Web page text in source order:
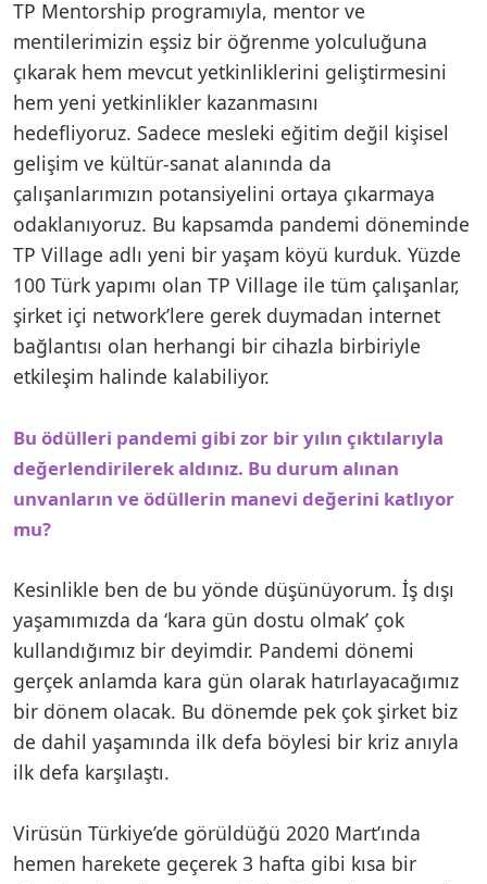
TP Mentorship programıyla, mentor ve
mentilerimizin eşsiz bir öğrenme yolculuğuna
çıkarak hem mevcut yetkinliklerini geliştirmesini
hem yeni yetkinlikler kazanmasını
hedefliyoruz. Sadece mesleki eğitim değil kişisel
gelişim ve kültür-sanat alanında da
çalışanlarımızın potansiyelini ortaya çıkarmaya
odaklanıyoruz. Bu kapsamda pandemi döneminde
TP Village adlı yeni bir yaşam köyü kurduk. Yüzde
100 Türk yapımı olan TP Village ile tüm çalışanlar,
şirket içi network’lere gerek duymadan internet
bağlantısı olan herhangi bir cihazla birbiriyle
etkileşim halinde kalabiliyor.
Bu ödülleri pandemi gibi zor bir yılın çıktılarıyla
değerlendirilerek aldınız. Bu durum alınan
unvanların ve ödüllerin manevi değerini katlıyor
mu?
Kesinlikle ben de bu yönde düşünüyorum. İş dışı
yaşamımızda da ‘kara gün dostu olmak’ çok
kullandığımız bir deyimdir. Pandemi dönemi
gerçek anlamda kara gün olarak hatırlayacağımız
bir dönem olacak. Bu dönemde pek çok şirket biz
de dahil yaşamında ilk defa böylesi bir kriz anıyla
ilk defa karşılaştı.
Virüsün Türkiye’de görüldüğü 2020 Mart’ında
hemen harekete geçerek 3 hafta gibi kısa bir